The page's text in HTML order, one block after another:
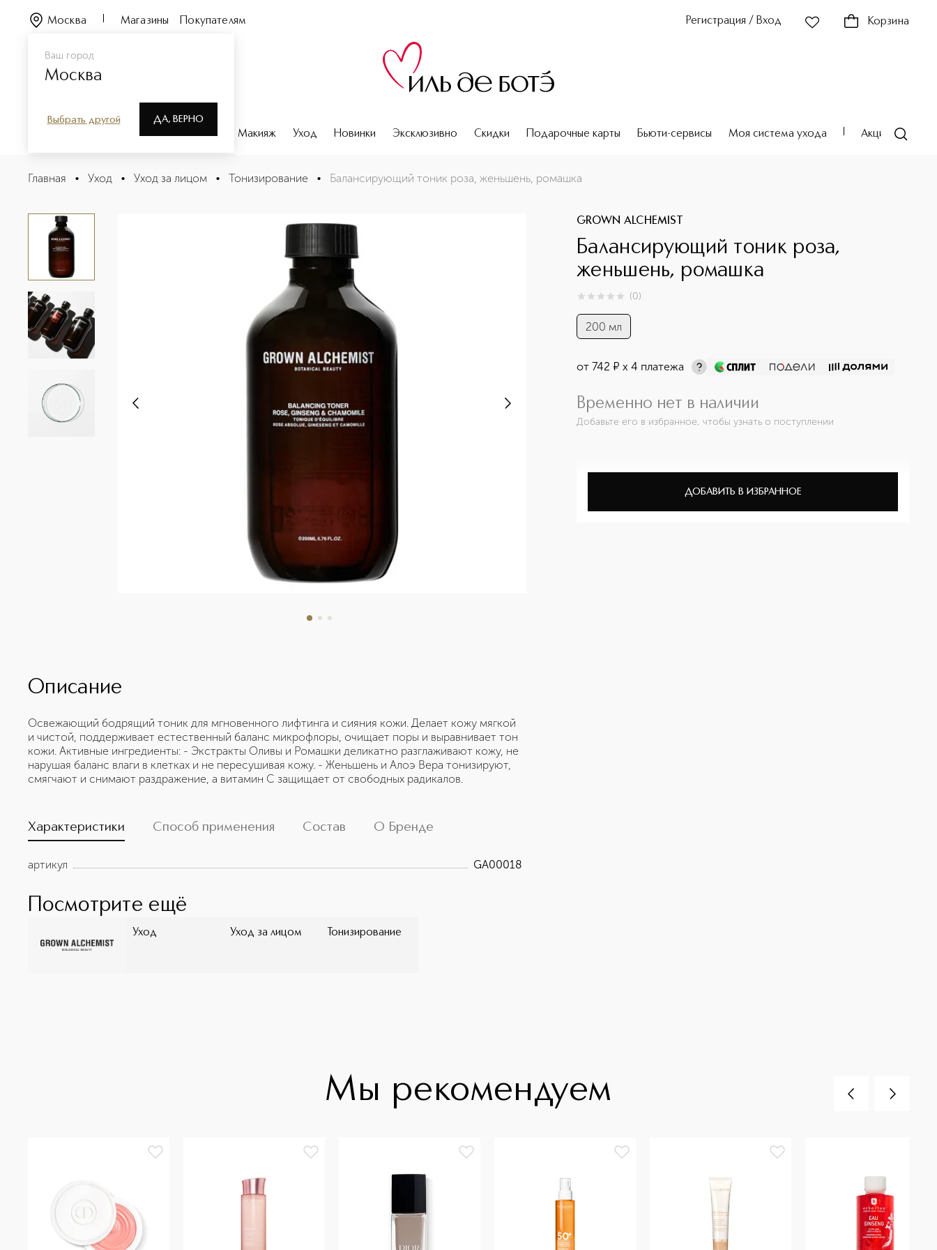
Ваш город
Москва
Выбрать другой ДА, ВЕРНО
Москва Магазины Покупателям Регистрация / Вход Корзина
Парфюмерия Макияж Уход Новинки Эксклюзивно Скидки Подарочные карты Бьюти-сервисы Моя система ухода Акции
Балансирующий тоник роза, женьшень, ромашка
Главная • Уход • Уход за лицом • Тонизирование • Балансирующий тоник роза, женьшень, ромашка
GROWN ALCHEMIST
Балансирующий тоник роза,
женьшень, ромашка
0из 0 (0)
200 мл
от742 ¤ х 4 платежа
Временно нет в наличии
Добавьте его в избранное, чтобы узнать о поступлении
ДОБАВИТЬ В ИЗБРАННОЕ
Описание
Освежающий бодрящий тоник для мгновенного лифтинга и сияния кожи. Делает кожу мягкой
и чистой, поддерживает естественный баланс микрофлоры, очищает поры и выравнивает тон
кожи. Активные ингредиенты: - Экстракты Оливы и Ромашки деликатно разглаживают кожу, не
нарушая баланс влаги в клетках и не пересушивая кожу. - Женьшень и Алоэ Вера тонизируют,
смягчают и снимают раздражение, а витамин С защищает от свободных радикалов.
Характеристики Способ применения Состав О Бренде
артикул GA00018
Посмотрите ещё
Уход Уход за лицом Тонизирование
Мы рекомендуем